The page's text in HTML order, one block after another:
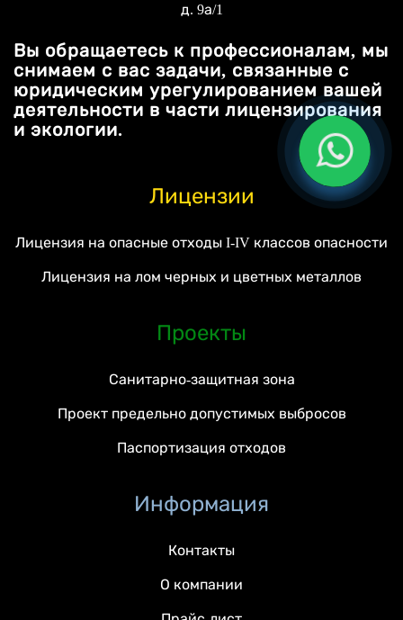
д. 9а/1
Вы обращаетесь к профессионалам, мы
снимаем с вас задачи, связанные с
юридическим урегулированием вашей
деятельности в части лицензирования
и экологии.
Лицензии
Лицензия на опасные отходы I-IV классов опасности
Лицензия на лом черных и цветных металлов
Проекты
Санитарно-защитная зона
Проект предельно допустимых выбросов
Паспортизация отходов
Информация
Контакты
О компании